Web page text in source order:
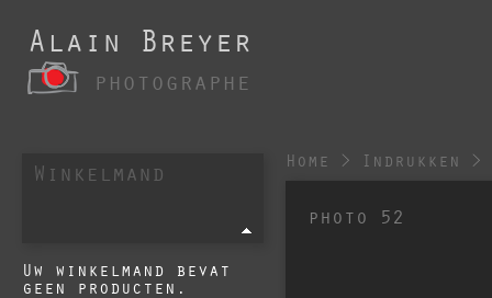
Alain Breyer
photographe
Winkelmand
Uw winkelmand bevat
geen producten.
Home > Indrukken >
photo 52